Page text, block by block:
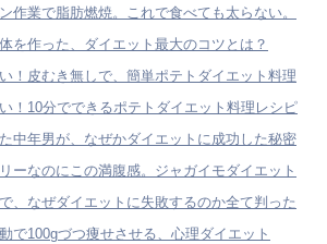
作業で脂肪燃焼。これで食べても太らない。
を作った、ダイエット最大のコツとは？
！皮むき無しで、簡単ポテトダイエット料理
！10分でできるポテトダイエット料理レシピ
中年男が、なぜかダイエットに成功した秘密
ーなのにこの満腹感。ジャガイモダイエット
、なぜダイエットに失敗するのか全て判った
で100gづつ痩せさせる、心理ダイエット